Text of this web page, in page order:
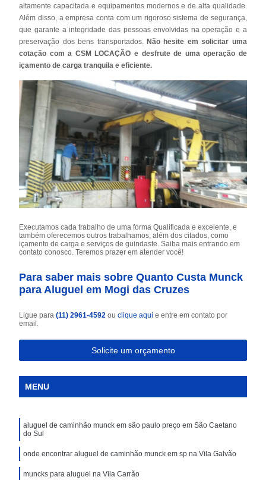
altamente capacitada e equipamentos modernos e de alta qualidade.
Além disso, a empresa conta com um rigoroso sistema de segurança,
que garante a integridade das pessoas envolvidas na operação e a
preservação dos bens transportados. Não hesite em solicitar uma
cotação com a CSM LOCAÇÃO e desfrute de uma operação de
içamento de carga tranquila e eficiente.
Executamos cada trabalho de uma forma Qualificada e excelente, e
também oferecemos outros trabalhamos, além dos citados, como
içamento de carga e serviços de guindaste. Saiba mais entrando em
contato conosco. Teremos prazer em atender você!
Para saber mais sobre Quanto Custa Munck
para Aluguel em Mogi das Cruzes
Ligue para(11) 2961-4592ouclique aqui e entre em contato por
email.
Solicite um orçamento
MENU
aluguel de caminhão munck em são paulo preço em São Caetano
do Sul
onde encontrar aluguel de caminhão munck em sp na Vila Galvão
muncks para aluguel na Vila Carrão